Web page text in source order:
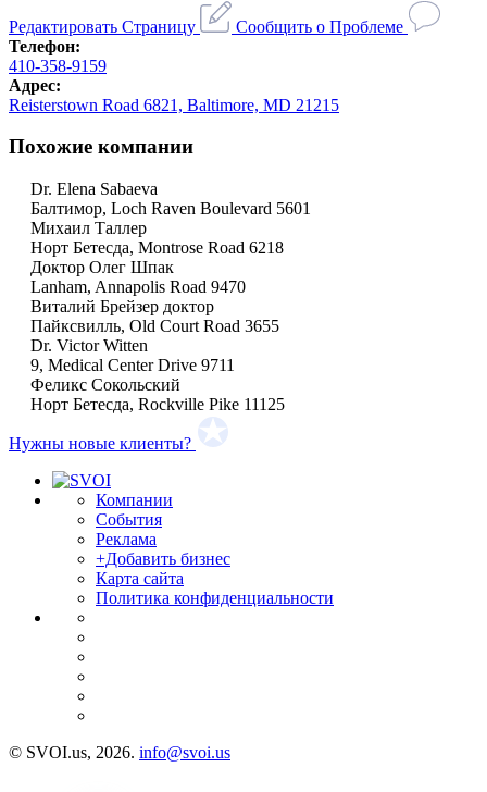
Редактировать Страницу
Сообщить о Проблеме
Телефон:
410-358-9159
Адрес:
Reisterstown Road 6821, Baltimore, MD 21215
Похожие компании
Dr. Elena Sabaeva
Балтимор, Loch Raven Boulevard 5601
Михаил Таллер
Норт Бетесда, Montrose Road 6218
Доктор Олег Шпак
Lanham, Annapolis Road 9470
Виталий Брейзер доктор
Пайксвилль, Old Court Road 3655
Dr. Victor Witten
9, Medical Center Drive 9711
Феликс Сокольский
Норт Бетесда, Rockville Pike 11125
Нужны новые клиенты?
Компании
События
Реклама
+Добавить бизнес
Карта сайта
Политика конфиденциальности
© SVOI.us, 2026. info@svoi.us